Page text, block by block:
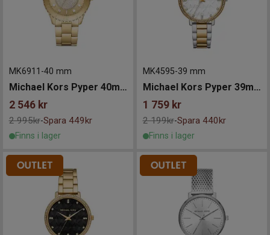
MK6911 -40 mm
Michael Kors Pyper 40mm
2 546 kr
2 995kr-Spara 449kr
Finns i lager
MK4595-39 mm
Michael Kors Pyper 39mm
1 759 kr
2 199kr-Spara 440kr
Finns i lager